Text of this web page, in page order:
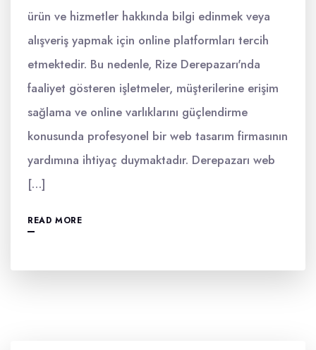
ürün ve hizmetler hakkında bilgi edinmek veya
alışveriş yapmak için online platformları tercih
etmektedir. Bu nedenle, Rize Derepazarı'nda
faaliyet gösteren işletmeler, müşterilerine erişim
sağlama ve online varlıklarını güçlendirme
konusunda profesyonel bir web tasarım firmasının
yardımına ihtiyaç duymaktadır. Derepazarı web
[…]
READ MORE